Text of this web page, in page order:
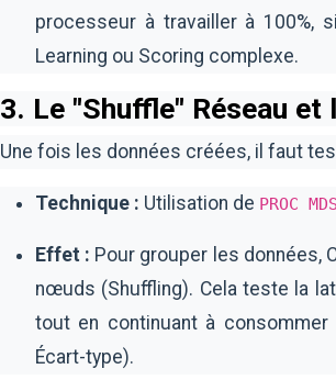
processeur à travailler à 100%,
Learning ou Scoring complexe.
3. Le "Shuffle" Réseau et
Une fois les données créées, il faut
Technique : Utilisation de PROC
Effet : Pour grouper les données,
nœuds (Shuffling). Cela teste la
tout en continuant à
Écart-type).